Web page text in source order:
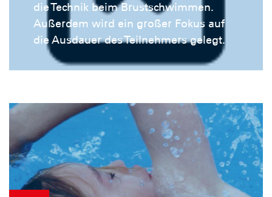
die Technik beim Brustschwimmen.
Außerdem wird ein großer Fokus auf
die Ausdauer des Teilnehmers gelegt.